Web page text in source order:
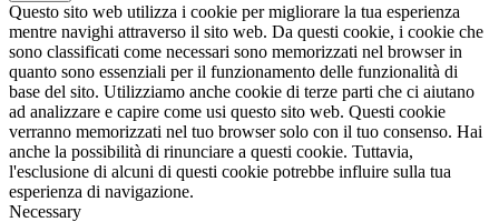
Questo sito web utilizza i cookie per migliorare la tua esperienza
mentre navighi attraverso il sito web. Da questi cookie, i cookie che
sono classificati come necessari sono memorizzati nel browser in
quanto sono essenziali per il funzionamento delle funzionalità di
base del sito. Utilizziamo anche cookie di terze parti che ci aiutano
ad analizzare e capire come usi questo sito web. Questi cookie
verranno memorizzati nel tuo browser solo con il tuo consenso. Hai
anche la possibilità di rinunciare a questi cookie. Tuttavia,
l'esclusione di alcuni di questi cookie potrebbe influire sulla tua
esperienza di navigazione.
Necessary